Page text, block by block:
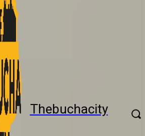
Thebuchacity